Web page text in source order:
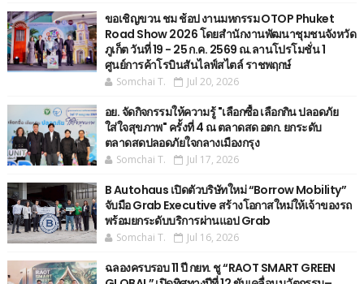
ขอเชิญขวน ชม ช้อป งานมหกรรม OTOP Phuket
Road Show 2026 โดยสำนักงานพัฒนาชุมชนจังหวัด
ภูเก็ต วันที่ 19 - 25 ก.ค. 2569 ณ.ลานโปรโมชั่น 1
ศูนย์การค้าโรบินสันไลฟ์สไตล์ ราชพฤกษ์
Somchai T. Jul 20, 2026
อย. จัดกิจกรรมให้ความรู้ "เลือกซื้อ เลือกกิน ปลอดภัย
ใส่ใจสุขภาพ" ครั้งที่ 4 ณ ตลาดสด อตก. ยกระดับ
ตลาดสดปลอดภัยใจกลางเมืองกรุง
Somchai T. Jul 17, 2026
B Autohaus เปิดตัวบริษัทใหม่ “Borrow Mobility”
จับมือ Grab Executive สร้างโอกาสใหม่ให้เจ้าของรถ
พร้อมยกระดับบริการผ่านแอป Grab
Somchai T. Jul 16, 2026
ฉลองครบรอบ 11 ปี กยท. ชู “RAOT SMART GREEN